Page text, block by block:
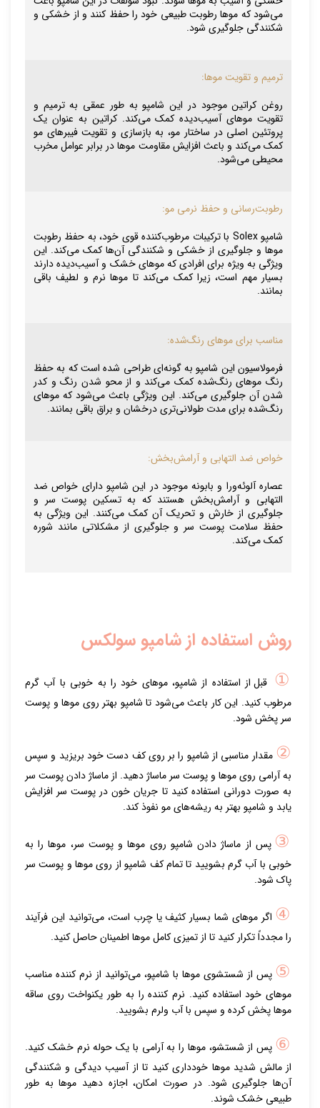
می‌شود که موها رطوبت طبیعی خود را حفظ کنند و از خشکی و
شکنندگی جلوگیری شود.
ترمیم و تقویت موها:
روغن کراتین موجود در این شامپو به طور عمقی به ترمیم و
تقویت موهای آسیب‌دیده کمک می‌کند. کراتین به عنوان یک
پروتئین اصلی در ساختار مو، به بازسازی و تقویت فیبرهای مو
کمک می‌کند و باعث افزایش مقاومت موها در برابر عوامل مخرب
محیطی می‌شود.
رطوبت‌رسانی و حفظ نرمی مو:
شامپو Solex با ترکیبات مرطوب‌کننده قوی خود، به حفظ رطوبت
موها و جلوگیری از خشکی و شکنندگی آن‌ها کمک می‌کند. این
ویژگی به ویژه برای افرادی که موهای خشک و آسیب‌دیده دارند
بسیار مهم است، زیرا کمک می‌کند تا موها نرم و لطیف باقی
بمانند.
مناسب برای موهای رنگ‌شده:
فرمولاسیون این شامپو به گونه‌ای طراحی شده است که به حفظ
رنگ موهای رنگ‌شده کمک می‌کند و از محو شدن رنگ و کدر
شدن آن جلوگیری می‌کند. این ویژگی باعث می‌شود که موهای
رنگ‌شده برای مدت طولانی‌تری درخشان و براق باقی بمانند.
خواص ضد التهابی و آرامش‌بخش:
عصاره آلوئه‌ورا و بابونه موجود در این شامپو دارای خواص ضد
التهابی و آرامش‌بخش هستند که به تسکین پوست سر و
جلوگیری از خارش و تحریک آن کمک می‌کنند. این ویژگی به
حفظ سلامت پوست سر و جلوگیری از مشکلاتی مانند شوره
کمک می‌کند.
روش استفاده از شامپو سولکس
① قبل از استفاده از شامپو، موهای خود را به خوبی با آب گرم
مرطوب کنید. این کار باعث می‌شود تا شامپو بهتر روی موها و پوست
سر پخش شود.
② مقدار مناسبی از شامپو را بر روی کف دست خود بریزید و سپس
به آرامی روی موها و پوست سر ماساژ دهید. از ماساژ دادن پوست سر
به صورت دورانی استفاده کنید تا جریان خون در پوست سر افزایش
یابد و شامپو بهتر به ریشه‌های مو نفوذ کند.
③ پس از ماساژ دادن شامپو روی موها و پوست سر، موها را به
خوبی با آب گرم بشویید تا تمام کف شامپو از روی موها و پوست سر
پاک شود.
④ اگر موهای شما بسیار کثیف یا چرب است، می‌توانید این فرآیند
را مجدداً تکرار کنید تا از تمیزی کامل موها اطمینان حاصل کنید.
⑤ پس از شستشوی موها با شامپو، می‌توانید از نرم کننده مناسب
موهای خود استفاده کنید. نرم کننده را به طور یکنواخت روی ساقه
موها پخش کرده و سپس با آب ولرم بشویید.
⑥ پس از شستشو، موها را به آرامی با یک حوله نرم خشک کنید.
از مالش شدید موها خودداری کنید تا از آسیب دیدگی و شکنندگی
آن‌ها جلوگیری شود. در صورت امکان، اجازه دهید موها به طور
طبیعی خشک شوند.